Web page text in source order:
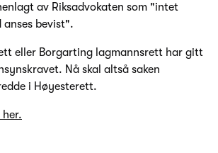
av Riksadvokaten som "intet
bevist".
eller Borgarting lagmannsrett har gitt
Nå skal altså saken
i Høyesterett.
her.